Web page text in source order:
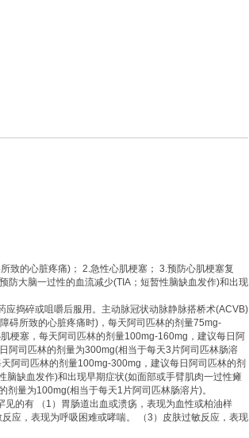
致的心脏疼痛)； 2.急性心肌梗塞； 3.预防心肌梗塞复
防大脑一过性的血流减少(TIA；短暂性脑缺血发作)和出现
捣碎或咀嚼后服用。主动脉冠状动脉静脉搭桥术(ACVB)
碍所致的心脏疼痛时)，每天阿司匹林的剂量75mg-
梗塞，每天阿司匹林的剂量100mg-160mg，建议每日阿
阿司匹林的剂量为300mg(相当于每天3片阿司匹林肠溶
阿司匹林的剂量100mg-300mg，建议每日阿司匹林的剂
缺血发作)和出现早期症状(如面部或手臂肌肉一过性瘫
量为100mg(相当于每天1片阿司匹林肠溶片)。
的有 （1）胃肠道出血或溃疡，表现为血性或柏油样
应，表现为呼吸困难或哮喘。 （3）皮肤过敏反应，表现